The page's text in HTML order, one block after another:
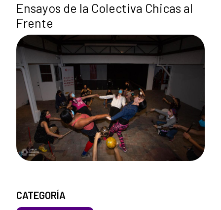
Ensayos de la Colectiva Chicas al
Frente
CATEGORÍA